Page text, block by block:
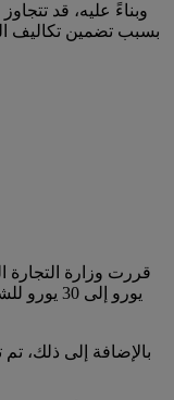
وبناءً عليه، قد
بسبب تضمين تكاليف
يورو إلى
بالإضافة إلى ذلك،